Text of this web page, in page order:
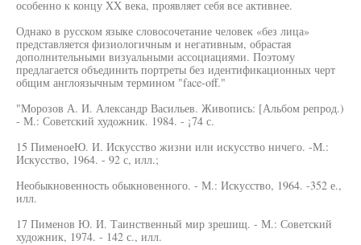
особенно к концу XX века, проявляет себя все активнее.
Однако в русском языке словосочетание человек «без лица»
представляется физиологичным и негативным, обрастая
дополнительными визуальными ассоциациями. Поэтому
предлагается объединить портреты без идентификационных черт
общим англоязычным термином "face-off."
"Морозов А. И. Александр Васильев. Живопись: [Альбом репрод.)
- М.: Советский художник. 1984. - ¡74 с.
15 ПименоеЮ. И. Искусство жизни или искусство ничего. -М.:
Искусство, 1964. - 92 с, илл.;
Необыкновенность обыкновенного. - М.: Искусство, 1964. -352 е.,
илл.
17 Пименов Ю. И. Таинственный мир зрешищ. - М.: Советский
художник, 1974. - 142 с., илл.